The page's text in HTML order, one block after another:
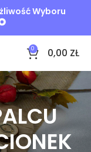
0 0,00 ZŁ
Wyboru